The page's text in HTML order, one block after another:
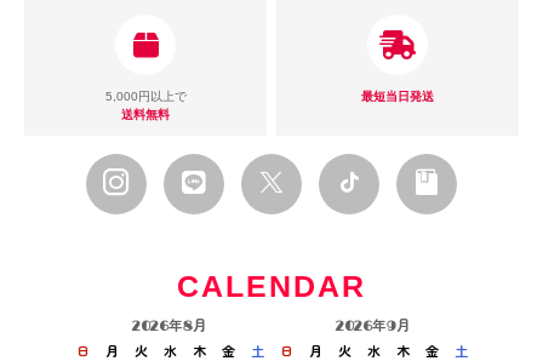
5,000円以上で
送料無料
最短当日発送
CALENDAR
2026年8月
日 月 火 水 木 金
土
2026年9月
日 月 火 水 木 金
土